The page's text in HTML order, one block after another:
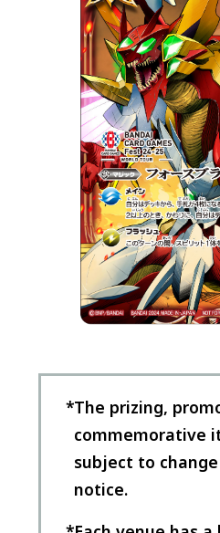
The prizing,
commemorative
subject to
notice.